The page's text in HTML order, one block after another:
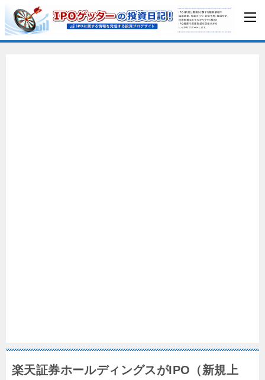
楽天証券ホールディングスがIPO（新規上